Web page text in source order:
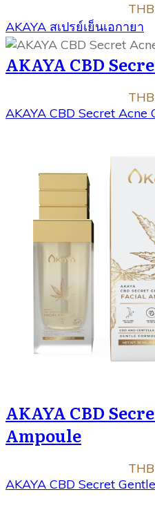
AKAYA สเปรย์เย็นเอกายา
AKAYA CBD
AKAYA CBD Secret Acne
AKAYA CBD
Ampoule
AKAYA CBD Secret